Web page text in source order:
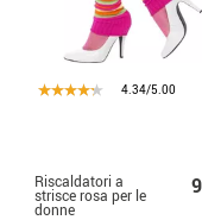
4.34/5.00
Riscaldatori a
strisce rosa per le
donne